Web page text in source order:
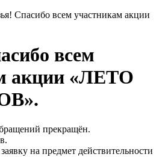
Спасибо всем участникам акции
всем
акции «ЛЕТО
прекращён.
на предмет действительности